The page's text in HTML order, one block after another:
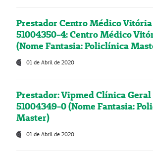
Prestador Centro Médico
51004350-4: Centro Médico
(Nome Fantasia: Policlínica
01 de Abril de 2020
Prestador: Vipmed Clínica Geral
51004349-0 (Nome Fantasia:
Master)
01 de Abril de 2020